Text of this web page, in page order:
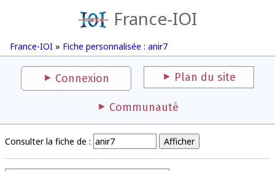
France-IOI
France-IOI » Fiche personnalisée : anir7
Connexion Plan du site
Communauté
Consulter la fiche de :